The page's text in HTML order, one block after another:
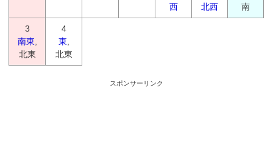
西
北西
南
3
南東
北東
4
東
北東
スポンサーリンク